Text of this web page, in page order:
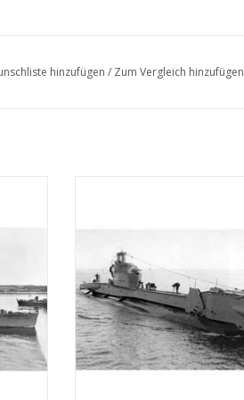
Deckplan; Baudetails
hinzufügen / Zum Vergleich hinzufügen